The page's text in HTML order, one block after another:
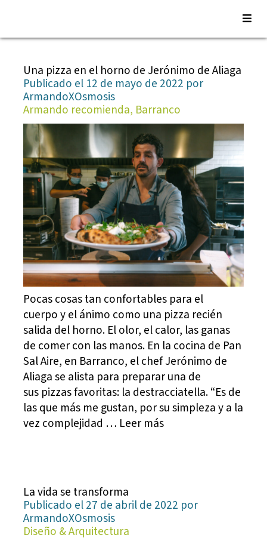
Saltar
contenidoUna pizza en el horno de Jerónimo de Aliaga
Publicado el 12 de mayo de 2022 por
ArmandoXOsmosis
Armando recomienda, Barranco
Pocas cosas tan confortables para el
cuerpo y el ánimo como una pizza recién
salida del horno. El olor, el calor, las ganas
de comer con las manos. En la cocina de Pan
Sal Aire, en Barranco, el chef Jerónimo de
Aliaga se alista para preparar una de
sus pizzas favoritas: la destracciatella. “Es de
las que más me gustan, por su simpleza y a la
vez complejidad … Leer más
La vida se transforma
Publicado el 27 de abril de 2022 por
ArmandoXOsmosis
Diseño & Arquitectura